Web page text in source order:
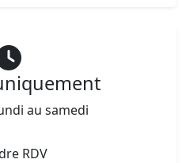
au samedi
RDV